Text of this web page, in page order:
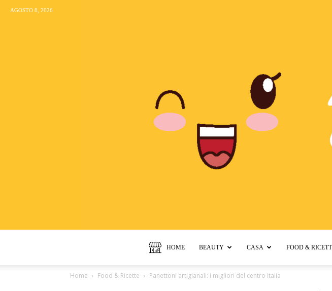
AGOSTO 8, 2026
HOME BEAUTY CASA FOOD &
Home Food & Ricette Panettoni artigianali: i migliori del centro Italia